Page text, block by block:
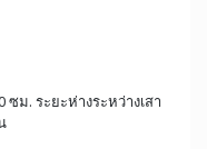
ซม. ระยะห่างระหว่างเสา